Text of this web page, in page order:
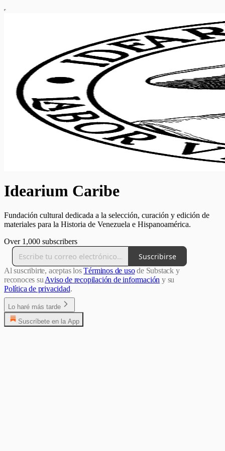
Idearium Caribe
Fundación cultural dedicada a la selección, curación y edición de
materiales para la Historia de Venezuela e Hispanoamérica.
Over 1,000 subscribers
Suscribirse
Al suscribirte, aceptas losTérminos de usode Substack y
reconoces suAviso de recopilación de información y su
Política de privacidad.
Lo haré más tarde
Suscríbete en la App